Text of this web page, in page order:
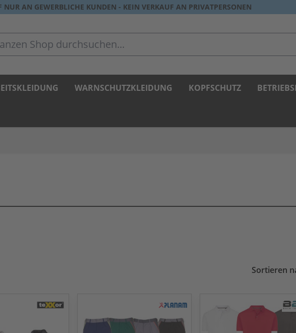
NUR AN GEWERBLICHE KUNDEN - KEIN VERKAUF AN PRIVATPERSONEN
Shop durchsuchen...
WARNSCHUTZKLEIDUNG KOPFSCHUTZ
Sortieren